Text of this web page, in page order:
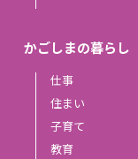
かごしまの暮らし
仕事
住まい
子育て
教育